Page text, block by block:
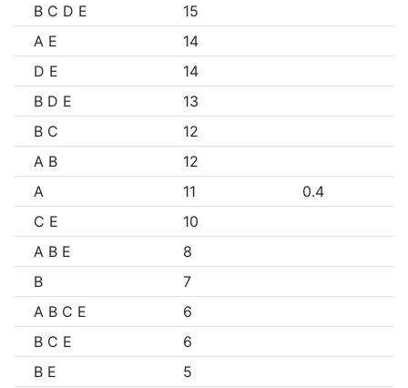
B C D E
15
A E
14
D E
14
B D E
13
B C
12
A B
12
A
11
0.4
C E
10
A B E
8
B
7
A B C E
6
B C E
6
B E
5